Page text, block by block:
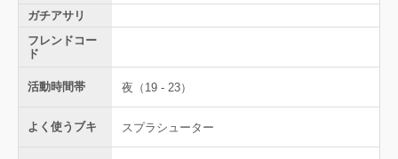
ガチアサリ
フレンドコー
ド
活動時間帯 夜（19 - 23）
よく使うブキ スプラシューター